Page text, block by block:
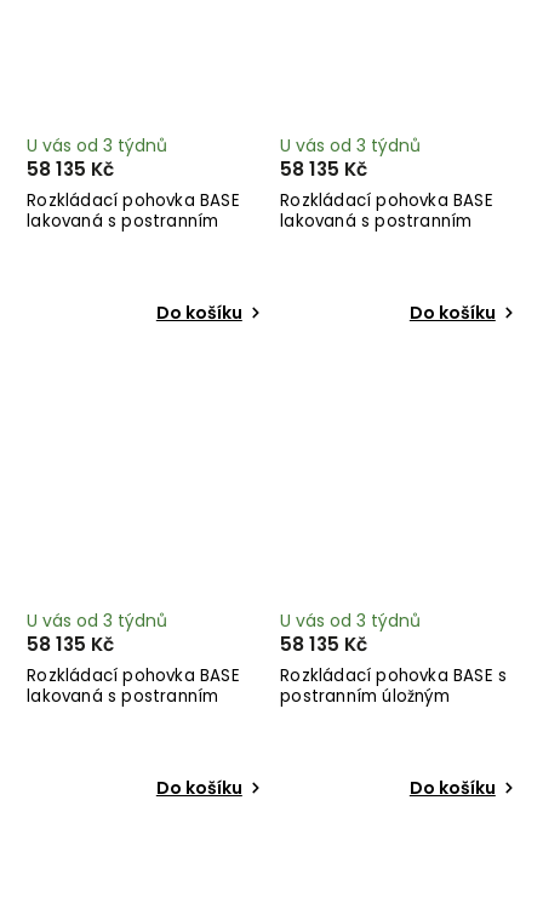
Rozkládací pohovka BASE
lakovaná s postranním
U vás od 3 týdnů
58 135 Kč
Do košíku
Rozkládací pohovka BASE
lakovaná s postranním
U vás od 3 týdnů
58 135 Kč
Do košíku
Rozkládací pohovka BASE
lakovaná s postranním
U vás od 3 týdnů
58 135 Kč
Do košíku
Rozkládací pohovka BASE s
postranním úložným
U vás od 3 týdnů
58 135 Kč
Do košíku